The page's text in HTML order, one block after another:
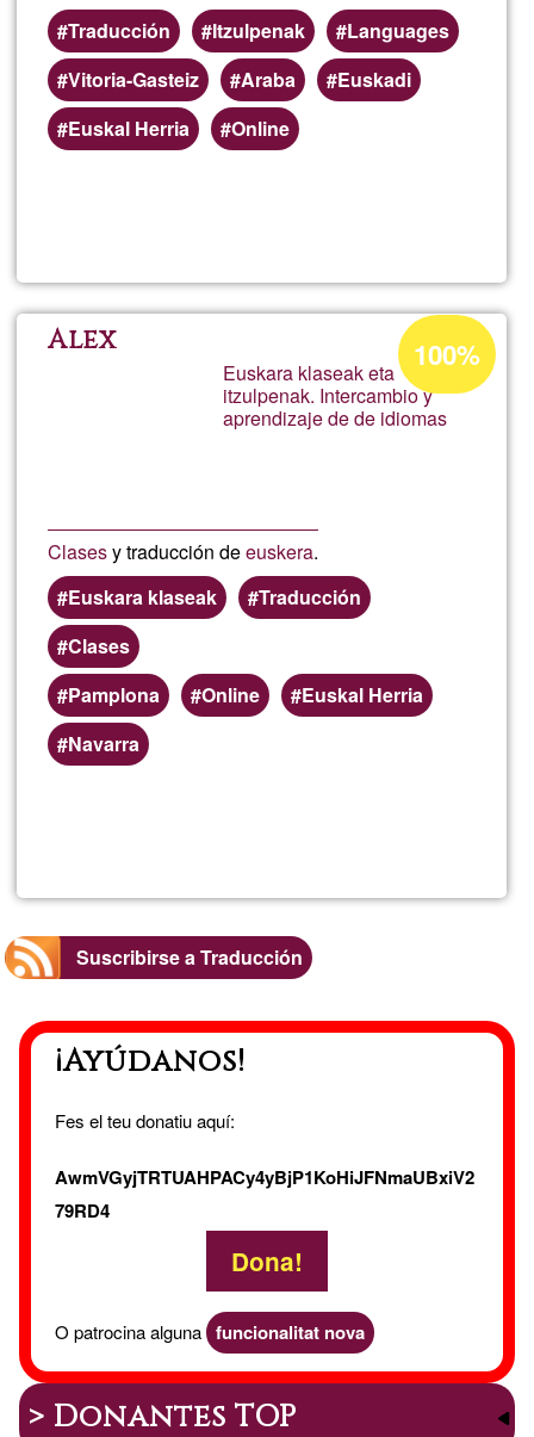
Traducción
Itzulpenak
Languages
Vitoria-Gasteiz
Araba
Euskadi
Euskal Herria
Online
-
Alex
Euskara klaseak eta
itzulpenak. Intercambio y
aprendizaje de de idiomas
Clasesy traducción deeuskera.
Euskara klaseak
Traducción
Clases
Pamplona
Online
Euskal Herria
Navarra
Porcentaje
de
aceptación
de
100%
Alex
Suscribirse a Traducción
¡Ayúdanos!
Fes el teu donatiu aquí:
AwmVGyjTRTUAHPACy4yBjP1KoHiJFNmaUBxiV2
79RD4
Dona!
O patrocina alguna funcionalitat nova
> Donantes TOP